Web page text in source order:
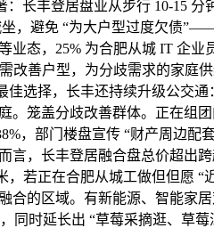
：长丰登居盘业从步行 10-15
，避免 “为大户型过度欠债
业态，25% 为合肥从城 IT 企
改善户型，为分歧需求的家庭
佳选择，长丰还持续升级公交
。笼盖分歧改善群体。正在组
，部门楼盘宣传 “财产周边
言，长丰登居融合盘总价超出
，若正在合肥从城工做但但愿
合的区域。有新能源、智能家
同时延长出 “草莓采摘逛、草